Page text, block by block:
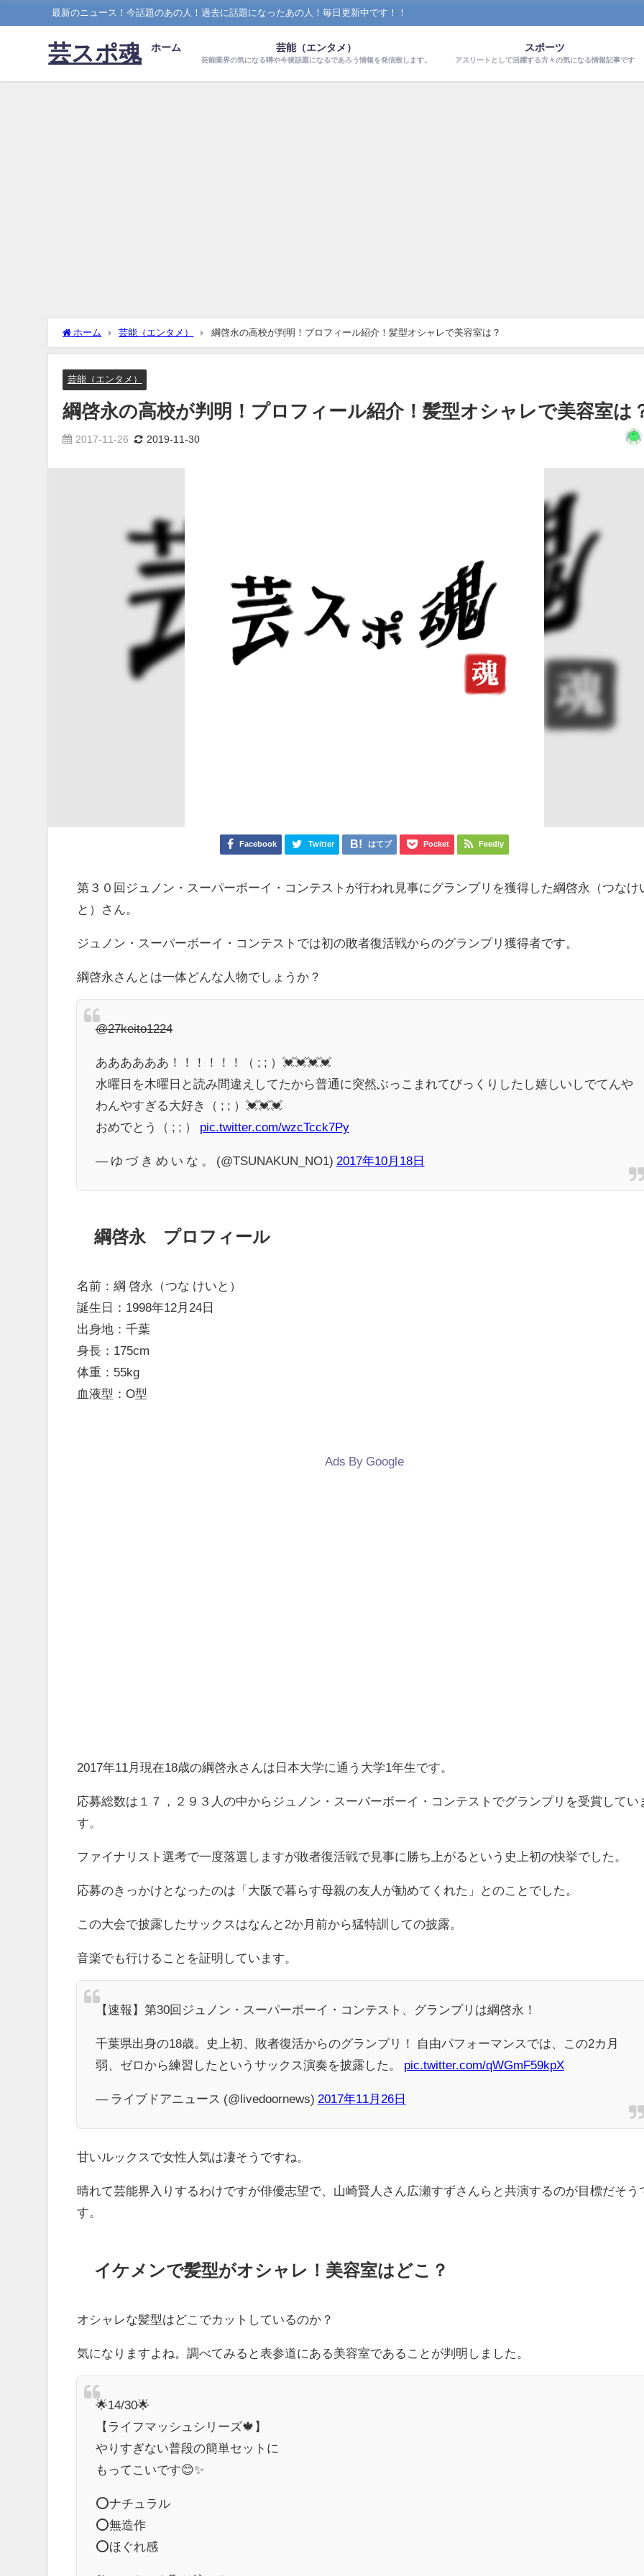
最新のニュース！今話題のあの人！過去に話題になったあの人！毎日更新中です！！
芸スポ魂 ホーム 芸能（エンタメ）
芸能業界の気になる噂や今後話題になるであろう情報を発信致します。
スポーツ
アスリートとして活躍する方々の気になる情報記事です
ホーム 芸能（エンタメ） 綱啓永の高校が判明！プロフィール紹介！髪型オシャレで美容室は？
芸能（エンタメ）
綱啓永の高校が判明！プロフィール紹介！髪型オシャレで美容室は
2017-11-26 2019-11-30
Facebook Twitter はてブ Pocket Feedly
第３０回ジュノン・スーパーボーイ・コンテストが行われ見事にグランプリを獲得した綱啓永（つなけ
と）さん。
ジュノン・スーパーボーイ・コンテストでは初の敗者復活戦からのグランプリ獲得者です。
綱啓永さんとは一体どんな人物でしょうか？
@27keito1224
ああああああ！！！！！！（ ; ; ）💓💓💓💓
水曜日を木曜日と読み間違えしてたから普通に突然ぶっこまれてびっくりしたし嬉しいしでてんや
わんやすぎる大好き（ ; ; ）💓💓💓
おめでとう（ ; ; ） pic.twitter.com/wzcTcck7Py
— ゆ づ き め い な 。 (@TSUNAKUN_NO1) 2017年10月18日
綱啓永 プロフィール
名前：綱 啓永（つな けいと）
誕生日：1998年12月24日
出身地：千葉
身長：175cm
体重：55kg
血液型：O型
Ads By Google
2017年11月現在18歳の綱啓永さんは日本大学に通う大学1年生です。
応募総数は１７，２９３人の中からジュノン・スーパーボーイ・コンテストでグランプリを受賞してい
す。
ファイナリスト選考で一度落選しますが敗者復活戦で見事に勝ち上がるという史上初の快挙でした。
応募のきっかけとなったのは「大阪で暮らす母親の友人が勧めてくれた」とのことでした。
この大会で披露したサックスはなんと2か月前から猛特訓しての披露。
音楽でも行けることを証明しています。
【速報】第30回ジュノン・スーパーボーイ・コンテスト、グランプリは綱啓永！
千葉県出身の18歳。史上初、敗者復活からのグランプリ！ 自由パフォーマンスでは、この2カ月
弱、ゼロから練習したというサックス演奏を披露した。 pic.twitter.com/qWGmF59kpX
— ライブドアニュース (@livedoornews) 2017年11月26日
甘いルックスで女性人気は凄そうですね。
晴れて芸能界入りするわけですが俳優志望で、山崎賢人さん広瀬すずさんらと共演するのが目標だそう
す。
イケメンで髪型がオシャレ！美容室はどこ？
オシャレな髪型はどこでカットしているのか？
気になりますよね。調べてみると表参道にある美容室であることが判明しました。
🌟14/30🌟
【ライフマッシュシリーズ🍁】
やりすぎない普段の簡単セットに
もってこいです😊✨
⭕️ナチュラル
⭕️無造作
⭕️ほぐれ感